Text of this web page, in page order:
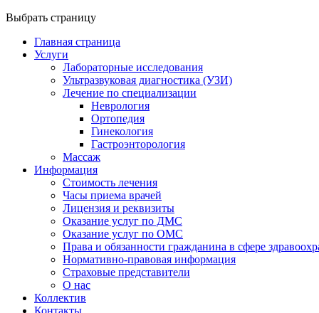
Выбрать страницу
Главная страница
Услуги
Лабораторные исследования
Ультразвуковая диагностика (УЗИ)
Лечение по специализации
Неврология
Ортопедия
Гинекология
Гастроэнторология
Массаж
Информация
Стоимость лечения
Часы приема врачей
Лицензия и реквизиты
Оказание услуг по ДМС
Оказание услуг по ОМС
Права и обязанности гражданина в сфере
Нормативно-правовая информация
Страховые представители
О нас
Коллектив
Контакты